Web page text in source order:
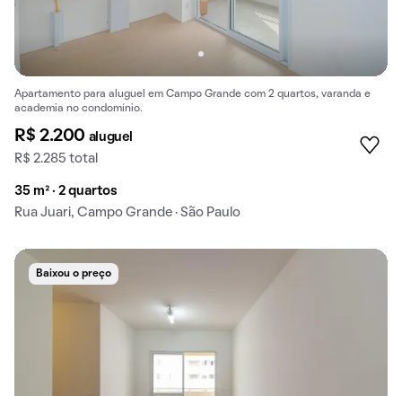
Apartamento para aluguel em Campo Grande com 2 quartos, varanda e
academia no condomínio.
R$ 2.200 aluguel
R$ 2.285 total
35 m² · 2 quartos
Rua Juari, Campo Grande · São Paulo
Baixou o preço